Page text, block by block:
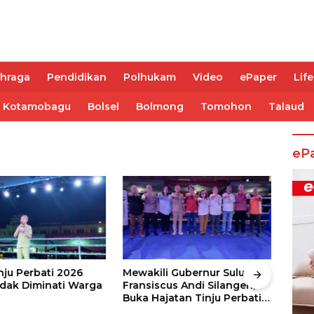
Pendidikan Polhukam Video ePaper
Kotamobagu Bolsel Bolmong Tomohon Talaud
Perbati 2026
Diminati Warga
Mewakili Gubernur Sulut, dr
Fransiscus Andi Silangen,
Buka Hajatan Tinju Perbati